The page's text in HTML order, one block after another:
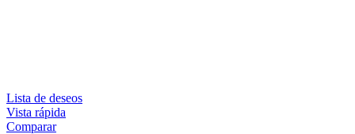
Lista de deseos
Vista rápida
Comparar